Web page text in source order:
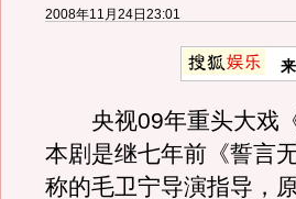
2008年11月24日23:01
央视09年重头大戏《
本剧是继七年前《誓言
称的毛卫宁导演指导，